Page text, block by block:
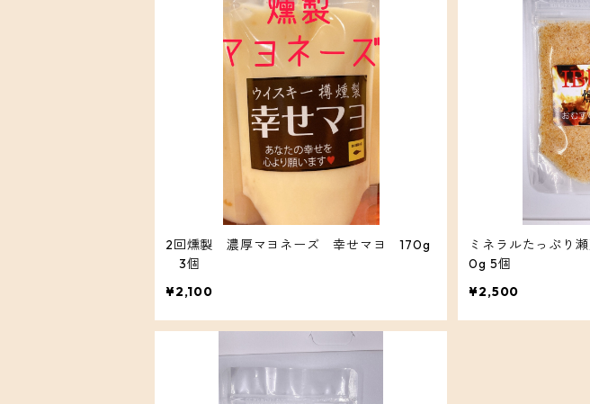
2回燻製 濃厚マヨネーズ 幸せマヨ 170g
3個
¥2,100
ミネラルたっぷり
0g 5個
¥2,500